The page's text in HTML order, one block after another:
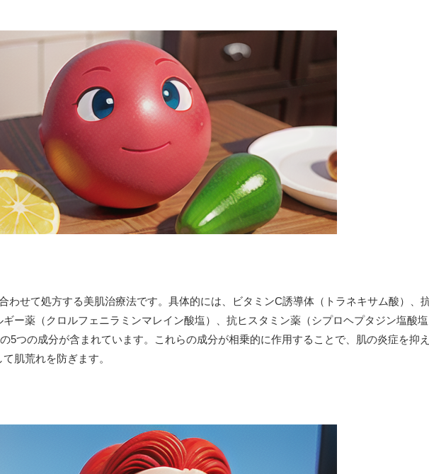
わせて処方する美肌治療法です。具体的には、ビタミンC誘導体（トラネキサム酸）、
ー薬（クロルフェニラミンマレイン酸塩）、抗ヒスタミン薬（シプロヘプタジン塩酸塩
5つの成分が含まれています。これらの成分が相乗的に作用することで、肌の炎症を抑
肌荒れを防ぎます。